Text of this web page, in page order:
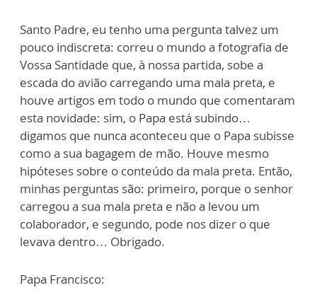
Santo Padre, eu tenho uma pergunta talvez um
pouco indiscreta: correu o mundo a fotografia de
Vossa Santidade que, à nossa partida, sobe a
escada do avião carregando uma mala preta, e
houve artigos em todo o mundo que comentaram
esta novidade: sim, o Papa está subindo…
digamos que nunca aconteceu que o Papa subisse
como a sua bagagem de mão. Houve mesmo
hipóteses sobre o conteúdo da mala preta. Então,
minhas perguntas são: primeiro, porque o senhor
carregou a sua mala preta e não a levou um
colaborador, e segundo, pode nos dizer o que
levava dentro… Obrigado.
Papa Francisco: